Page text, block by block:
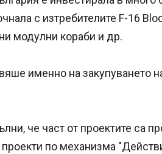
с изтребителите F-16
модулни кораби и др.
именно на закупуването
че част от проектите са
по механизма